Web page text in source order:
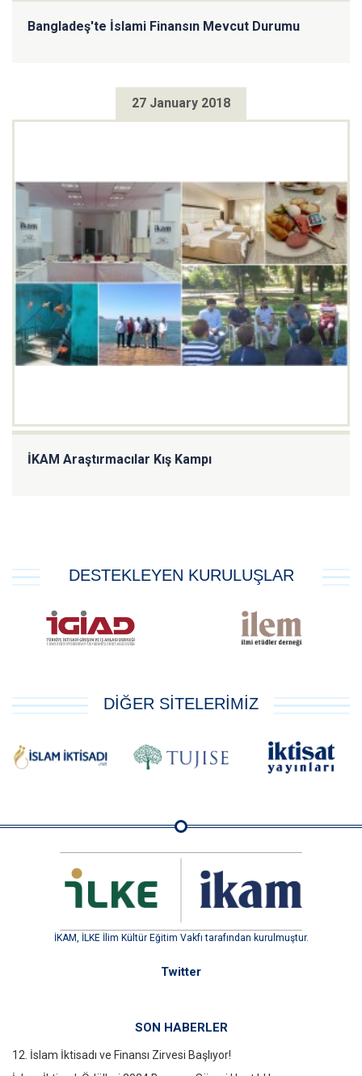
Bangladeş'te İslami Finansın Mevcut Durumu
27 January 2018
İKAM Araştırmacılar Kış Kampı
DESTEKLEYEN KURULUŞLAR
DİĞER SİTELERİMİZ
İKAM, İLKE İlim Kültür Eğitim Vakfı tarafından kurulmuştur.
Twitter
SON HABERLER
12. İslam İktisadı ve Finansı Zirvesi Başlıyor!